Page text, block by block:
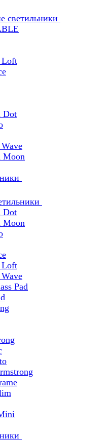
светильники
Loft
Dot
Moon
Dot
Moon
Loft
Pad